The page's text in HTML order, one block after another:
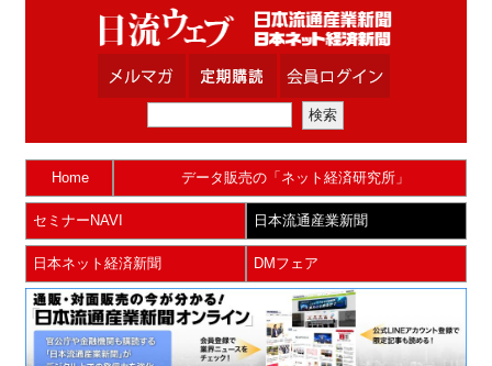
Home データ販売の「ネット経済研究所」
セミナーNAVI 日本流通産業新聞
日本ネット経済新聞 DMフェア